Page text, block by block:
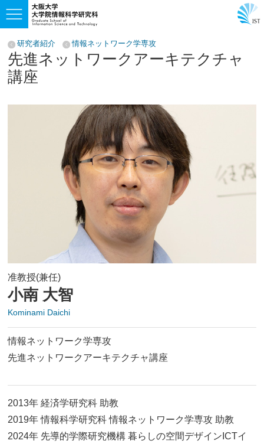
研究者紹介 情報ネットワーク学専攻
先進ネットワークアーキテクチャ
講座
准教授(兼任)
小南 大智
Kominami Daichi
情報ネットワーク学専攻
先進ネットワークアーキテクチャ講座
2013年 経済学研究科 助教
2019年 情報科学研究科 情報ネットワーク学専攻 助教
2024年 先導的学際研究機構 暮らしの空間デザインICTイ